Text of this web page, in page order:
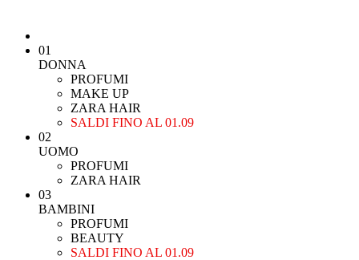
01
DONNA
PROFUMI
MAKE UP
ZARA HAIR
SALDI FINO AL 01.09
02
UOMO
PROFUMI
ZARA HAIR
03
BAMBINI
PROFUMI
BEAUTY
SALDI FINO AL 01.09